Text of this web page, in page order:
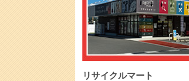
リサイクルマート